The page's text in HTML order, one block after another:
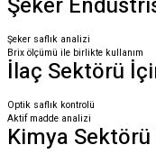
Şeker saflık analizi
Brix ölçümü ile birlikte kullanım
İlaç Sektörü
Optik saflık kontrolü
Aktif madde analizi
Kimya